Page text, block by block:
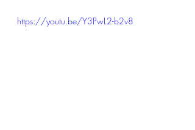
https://youtu.be/Y3PwL2-b2v8